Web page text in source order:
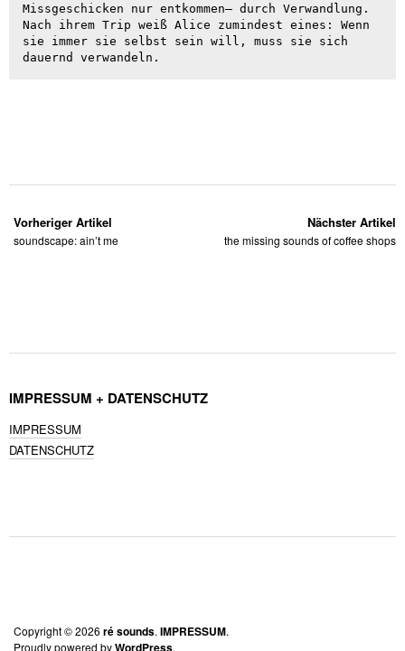
Missgeschicken nur entkommen– durch Verwandlung.
Nach ihrem Trip weiß Alice zumindest eines: Wenn
sie immer sie selbst sein will, muss sie sich
dauernd verwandeln.
Vorheriger Artikel
soundscape: ain’t me
Nächster Artikel
the missing sounds of coffee shops
IMPRESSUM + DATENSCHUTZ
IMPRESSUM
DATENSCHUTZ
Copyright © 2026 ré sounds IMPRESSUM
Proudly powered byWordPress